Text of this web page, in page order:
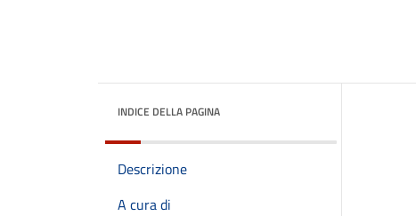
INDICE DELLA PAGINA
Descrizione
A cura di